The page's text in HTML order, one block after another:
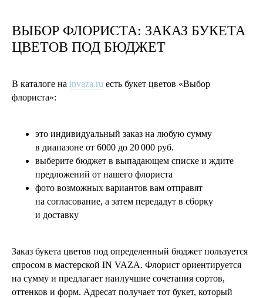
ВЫБОР ФЛОРИСТА: ЗАКАЗ БУКЕТА
ЦВЕТОВ ПОД БЮДЖЕТ
В каталоге на invaza.ru есть букет цветов «Выбор
флориста»:
это индивидуальный заказ на любую сумму
в диапазоне от 6000 до 20 000 руб.
выберите бюджет в выпадающем списке и ждите
предложений от нашего флориста
фото возможных вариантов вам отправят
на согласование, а затем передадут в сборку
и доставку
Заказ букета цветов под определенный бюджет пользуется
спросом в мастерской IN VAZA. Флорист ориентируется
на сумму и предлагает наилучшие сочетания сортов,
оттенков и форм. Адресат получает тот букет, который